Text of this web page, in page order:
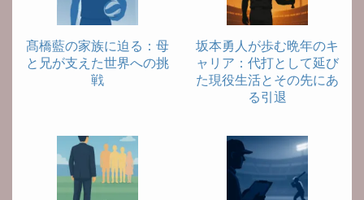
髙橋藍の家族に迫る：母
と兄が支えた世界への挑
戦
坂本勇人が歩む晩年のキ
ャリア：代打として延び
た現役生活とその先にあ
る引退